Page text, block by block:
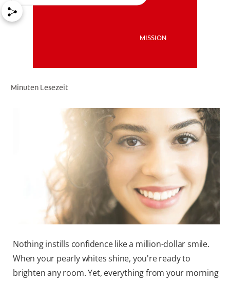
MISSION
FÜR FACHKREISE
COLGATE® MARKENSHOP
AT (DE)
MISSION
Minuten Lesezeit
Nothing instills confidence like a million-dollar smile.
When your pearly whites shine, you're ready to
brighten any room. Yet, everything from your morning